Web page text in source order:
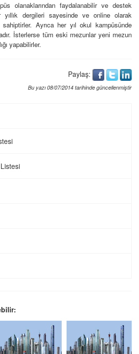
olanaklarından faydalanabilir ve destek
yıllık dergileri sayesinde ve online olarak
Ayrıca her yıl okul kampüsünde
İsterlerse tüm eski mezunlar yeni mezun
yapabilirler.
Paylaş:
Bu yazı 08/07/2014 tarihinde güncellenmiştir